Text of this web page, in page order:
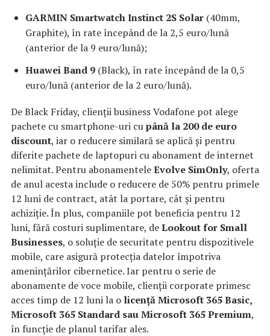
GARMIN Smartwatch Instinct 2S Solar (40mm,
Graphite), în rate începând de la 2,5 euro/lună
(anterior de la 9 euro/lună);
Huawei Band 9 (Black), în rate începând de la 0,5
euro/lună (anterior de la 2 euro/lună).
De Black Friday, clienții business Vodafone pot alege
pachete cu smartphone-uri cu până la 200 de euro
discount, iar o reducere similară se aplică și pentru
diferite pachete de laptopuri cu abonament de internet
nelimitat. Pentru abonamenteleEvolve SimOnly, oferta
de anul acesta include o reducere de 50% pentru primele
12 luni de contract, atât la portare, cât și pentru
achiziție. În plus, companiile pot beneficia pentru 12
luni, fără costuri suplimentare, deLookout for Small
Businesses, o soluție de securitate pentru dispozitivele
mobile, care asigură protecția datelor împotriva
amenințărilor cibernetice. Iar pentru o serie de
abonamente de voce mobile, clienții corporate primesc
acces timp de 12 luni la o licență Microsoft 365 Basic,
Microsoft 365 Standard sau Microsoft 365 Premium,
în funcție de planul tarifar ales.